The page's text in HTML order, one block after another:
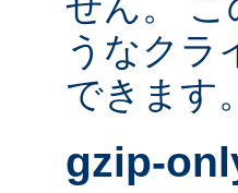
うなクラ
できます。
gzip-